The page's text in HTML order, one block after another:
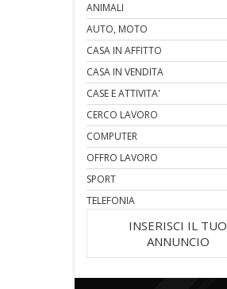
ANIMALI
AUTO, MOTO
CASA IN AFFITTO
CASA IN VENDITA
CASE E ATTIVITA'
CERCO LAVORO
COMPUTER
OFFRO LAVORO
SPORT
TELEFONIA
INSERISCI IL TUO
ANNUNCIO